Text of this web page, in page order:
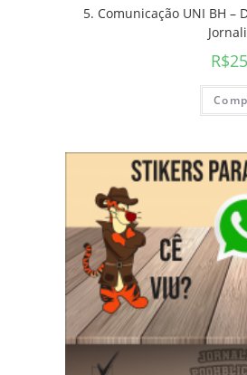
5. Comunicação UNI BH –
R$